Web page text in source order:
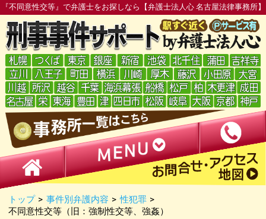
『不同意性交等』で弁護士をお探しなら【弁護士法人心 名古屋法律事務所】
トップ > 事件別弁護内容 > 性犯罪 >
不同意性交等（旧：強制性交等、強姦）